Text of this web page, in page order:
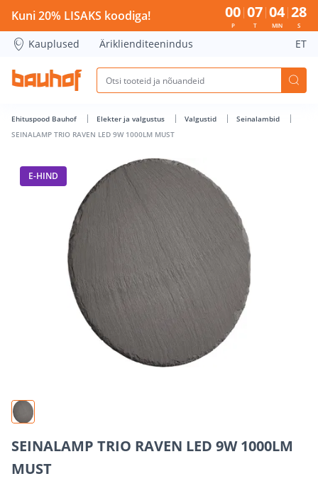
SEINALAMP TRIO RAVEN LED 9W 1000LM MUST - Bauhof
Kuni 20% LISAKS koodiga! 00
P
07
T
04
MIN
28
S
Kauplused Äriklienditeenindus ET
Ehituspood Bauhof Elekter ja valgustus Valgustid
Seinalambid
SEINALAMP TRIO RAVEN LED 9W 1000LM MUST
E-HIND
SEINALAMP TRIO RAVEN LED 9W 1000LM
MUST